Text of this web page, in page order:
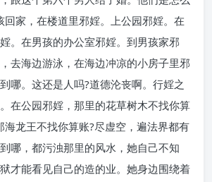
回家，在楼道里邪婬。上公园邪婬。在
。在男孩的办公室邪婬。到男孩家邪
去海边游泳，在海边冲凉的小房子里邪
哪。这还是人吗?道德沦丧啊。行婬之
在公园邪婬，那里的花草树木不找你算
海龙王不找你算账?尽虚空，遍法界都有
哪，都污浊那里的风水，她自己不知
才能看见自己的造的业。她身边围绕着